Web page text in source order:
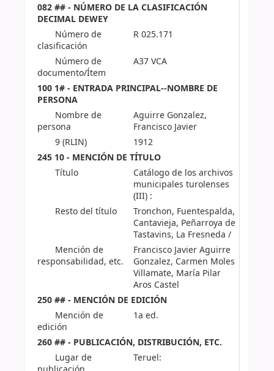
082 ## - NÚMERO DE LA CLASIFICACIÓN
DECIMAL DEWEY
Número de
clasificación
R 025.171
Número de
documento/Ítem
A37 VCA
100 1# - ENTRADA PRINCIPAL--NOMBRE DE
PERSONA
Nombre de
persona
Aguirre Gonzalez,
Francisco Javier
9 (RLIN)
1912
245 10 - MENCIÓN DE TÍTULO
Título
Catálogo de los archivos
municipales turolenses
(III) :
Resto del título
Tronchon, Fuentespalda,
Cantavieja, Peñarroya de
Tastavins, La Fresneda /
Mención de
responsabilidad, etc.
Francisco Javier Aguirre
Gonzalez, Carmen Moles
Villamate, María Pilar
Aros Castel
250 ## - MENCIÓN DE EDICIÓN
Mención de
edición
1a ed.
260 ## - PUBLICACIÓN, DISTRIBUCIÓN, ETC.
Lugar de
Teruel: